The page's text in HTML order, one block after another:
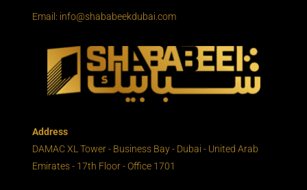
Email: info@shababeekdubai.com
Address
DAMAC XL Tower - Business Bay - Dubai - United Arab
Emirates - 17th Floor - Office 1701